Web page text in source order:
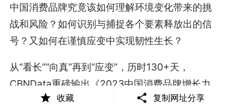
中国消费品牌究竟该如何理解环境变化带来的挑
战和风险？如何识别与捕捉各个要素释放出的信
号？又如何在谨慎应变中实现韧性生长？
从“看长”“向真”再到“应变”，历时130+天，
CBNData重磅输出《2023中国消费品牌增长力
白皮书》（以下简称《白皮书》），共计超20万
收藏 复制网址分享